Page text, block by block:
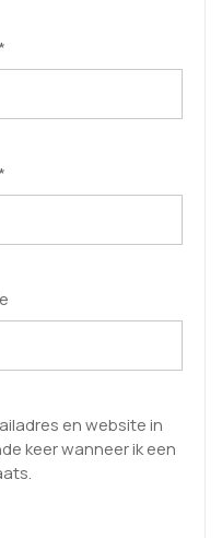
*
*
en website in
keer wanneer ik een